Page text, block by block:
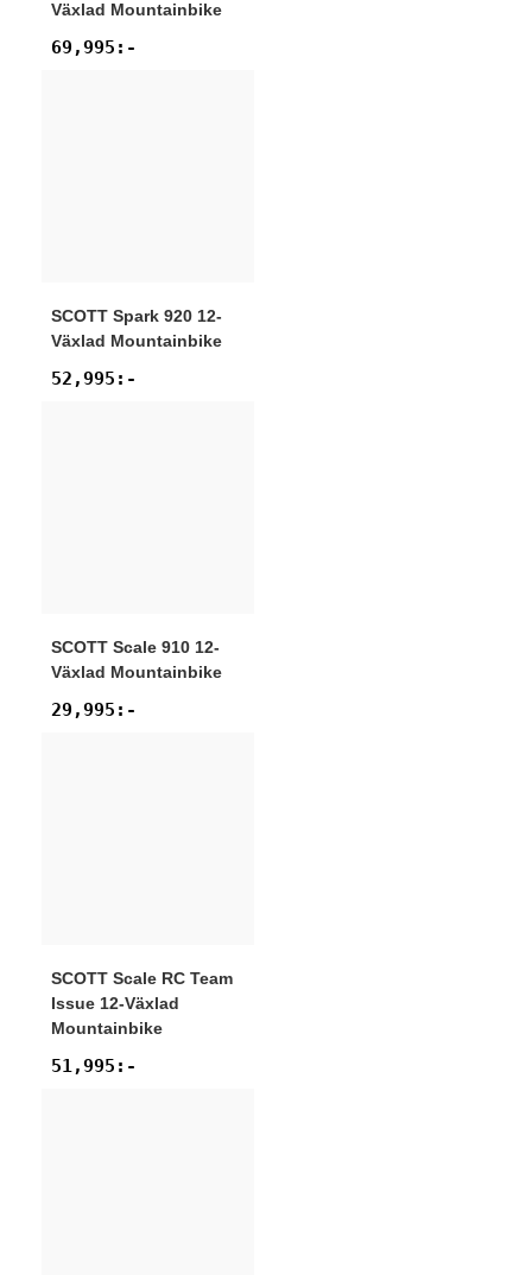
Växlad Mountainbike
69,995 :-
SCOTT Spark 920 12-
Växlad Mountainbike
52,995 :-
SCOTT Scale 910 12-
Växlad Mountainbike
29,995 :-
SCOTT Scale RC Team
Issue 12-Växlad
Mountainbike
51,995 :-